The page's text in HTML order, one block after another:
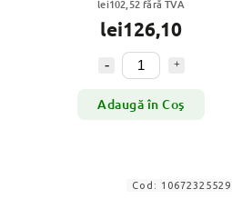
lei102,52 fără TVA
lei126,10
Adaugă în Coş
Cod: 10672325529